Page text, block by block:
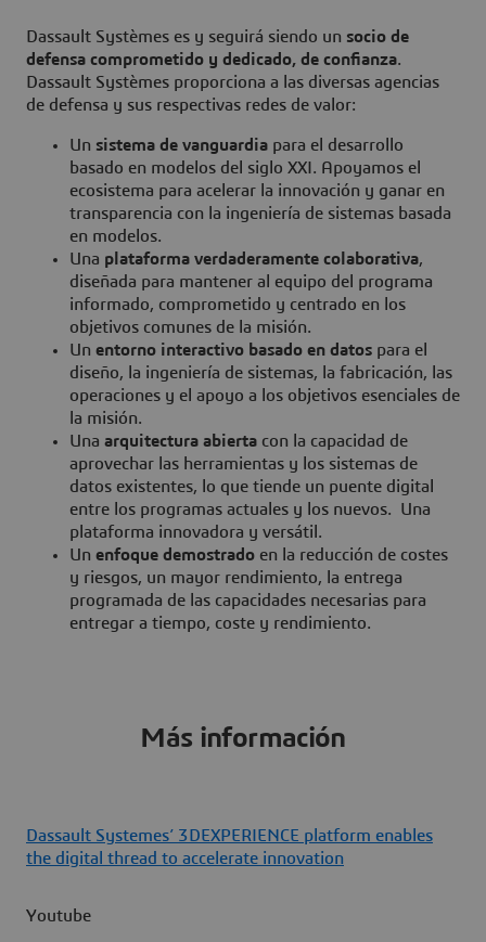
Dassault Systèmes es y seguirá siendo un socio de
defensa comprometido y dedicado, de confianza.
Dassault Systèmes proporciona a las diversas agencias
de defensa y sus respectivas redes de valor:
Un sistema de vanguardia para el desarrollo
basado en modelos del siglo XXI. Apoyamos el
ecosistema para acelerar la innovación y ganar en
transparencia con la ingeniería de sistemas basada
en modelos.
Una plataforma verdaderamente colaborativa,
diseñada para mantener al equipo del programa
informado, comprometido y centrado en los
objetivos comunes de la misión.
Un entorno interactivo basado en datos para el
diseño, la ingeniería de sistemas, la fabricación, las
operaciones y el apoyo a los objetivos esenciales de
la misión.
Una arquitectura abierta con la capacidad de
aprovechar las herramientas y los sistemas de
datos existentes, lo que tiende un puente digital
entre los programas actuales y los nuevos. Una
plataforma innovadora y versátil.
Un enfoque demostrado en la reducción de costes
y riesgos, un mayor rendimiento, la entrega
programada de las capacidades necesarias para
entregar a tiempo, coste y rendimiento.
Más información
Dassault Systemes’ 3DEXPERIENCE platform enables
the digital thread to accelerate innovation
Youtube